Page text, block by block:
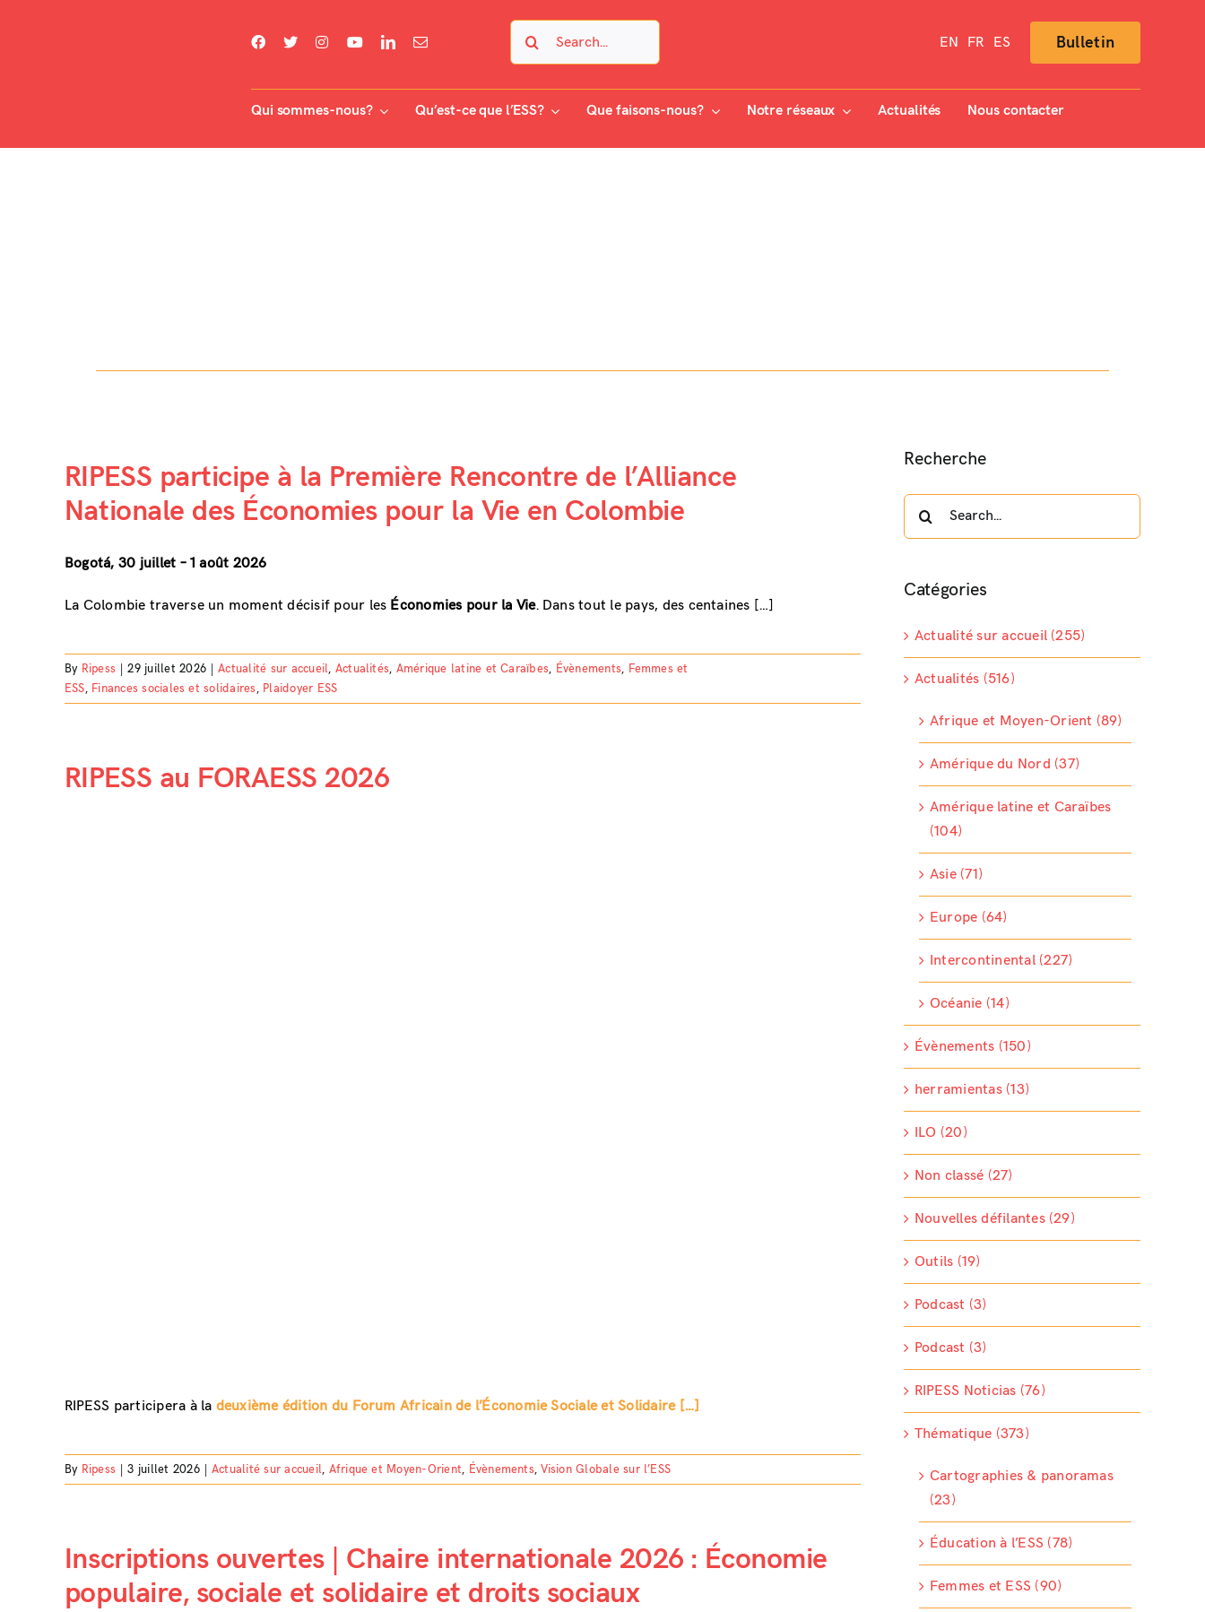
EN FR ES Bulletin
Qui sommes-nous? Qu’est-ce que l’ESS? Que faisons-nous? Notre réseaux Actualités Nous contacter
RIPESS participe à la Première Rencontre de l’Alliance
Nationale des Économies pour la Vie en Colombie
Bogotá, 30 juillet – 1 août 2026
La Colombie traverse un moment décisif pour les Économies pour la Vie. Dans tout le pays, des centaines […]
By Ripess | 29 juillet 2026 | Actualité sur accueil, Actualités, Amérique latine et Caraïbes, Évènements, Femmes et
ESS, Finances sociales et solidaires, Plaidoyer ESS
RIPESS au FORAESS 2026
RIPESS participera à la deuxième édition du Forum Africain de l’Économie Sociale et Solidaire […]
By Ripess | 3 juillet 2026 | Actualité sur accueil, Afrique et Moyen-Orient, Évènements,Vision Globale sur l’ESS
Inscriptions ouvertes | Chaire internationale 2026 : Économie
populaire, sociale et solidaire et droits sociaux
Recherche
Catégories
Actualité sur accueil (255)
Actualités (516)
Afrique et Moyen-Orient (89)
Amérique du Nord (37)
Amérique latine et Caraïbes
(104)
Asie (71)
Europe (64)
Intercontinental (227)
Océanie (14)
Évènements (150)
herramientas (13)
ILO (20)
Non classé (27)
Nouvelles défilantes (29)
Outils (19)
Podcast (3)
Podcast (3)
RIPESS Noticias (76)
Thématique (373)
Cartographies & panoramas
(23)
Éducation à l’ESS (78)
Femmes et ESS (90)